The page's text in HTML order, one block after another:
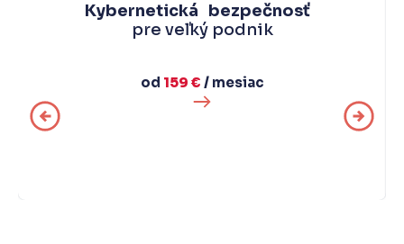
Kybernetická bezpečnosť
pre veľký podnik
od 159 € / mesiac